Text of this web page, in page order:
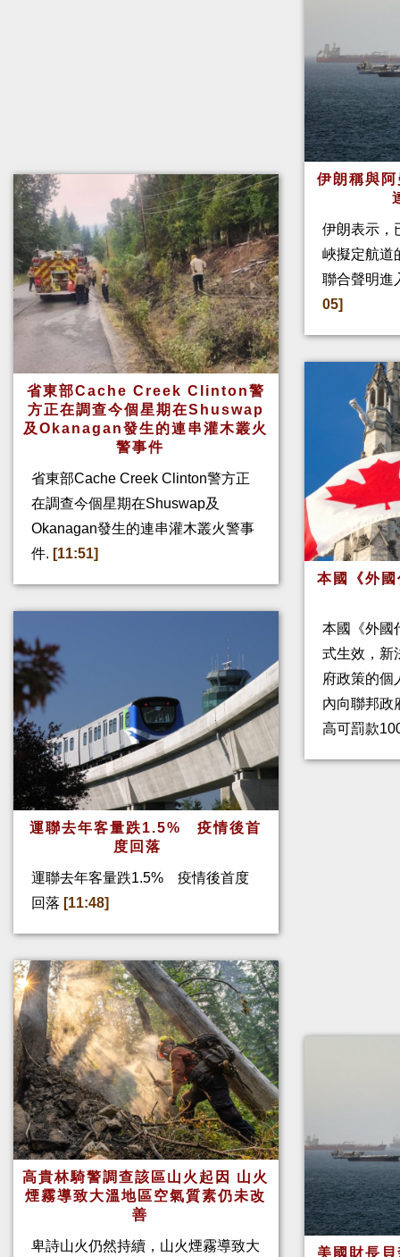
省東部Cache Creek Clinton警
方正在調查今個星期在Shuswap
及Okanagan發生的連串灌木叢火
警事件
省東部Cache Creek Clinton警方正
在調查今個星期在Shuswap及
Okanagan發生的連串灌木叢火警事
件. [11:51]
運聯去年客量跌1.5% 疫情後首
度回落
運聯去年客量跌1.5% 疫情後首度
回落 [11:48]
高貴林騎警調查該區山火起因 山火
煙霧導致大溫地區空氣質素仍未改
善
卑詩山火仍然持續，山火煙霧導致大
伊朗稱與
伊朗表示，
峽擬定航道
聯合聲明進
05]
本國《外
本國《外國
式生效，新
府政策的個
內向聯邦政
高可罰款
美國財長